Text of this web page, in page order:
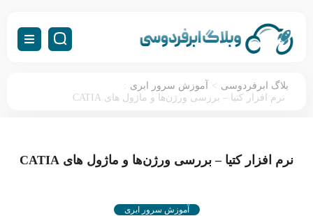
بلاگ ابرفردوسی > آموزش سرور ابری :
نرم افزار کتیا – بررسی ورژن‌ها و ماژول‌ های CATIA
نرم افزار کتیا – بررسی ورژن‌ها و ماژول‌ های CATIA
آموزش سرور ابری